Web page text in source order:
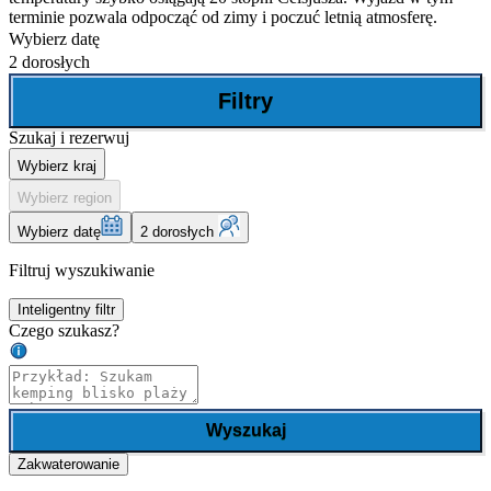
terminie pozwala odpocząć od zimy i poczuć letnią atmosferę.
Wybierz datę
2 dorosłych
Filtry
Szukaj i rezerwuj
Wybierz kraj
Wybierz region
Wybierz datę 2 dorosłych
Filtruj wyszukiwanie
Inteligentny filtr
Czego szukasz?
Wyszukaj
Zakwaterowanie